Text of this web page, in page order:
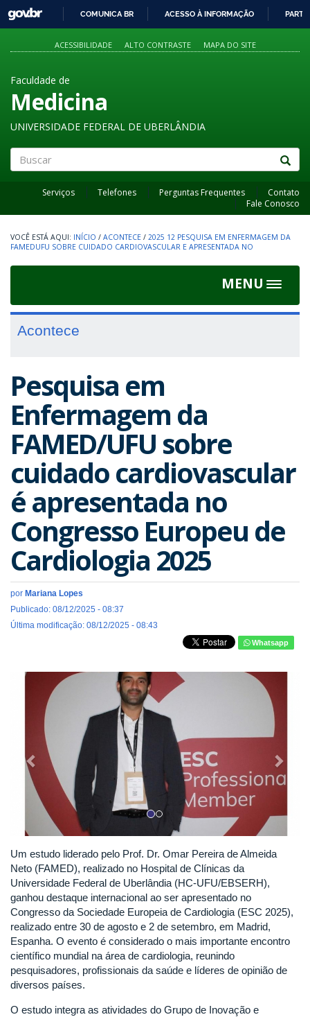
PARA
O
GOVBR
COMUNICA BR ACESSO À INFORMAÇÃO
ACESSIBILIDADE ALTO CONTRASTE MAPA DO SITE
Faculdade de
Medicina
UNIVERSIDADE FEDERAL DE UBERLÂNDIA
Serviços Telefones Perguntas Frequentes
Contato
Fale Conosco
INÍCIO / ACONTECE / 2025 12 PESQUISA EM ENFERMAGEM DA
FAMEDUFU SOBRE CUIDADO CARDIOVASCULAR E APRESENTADA NO
MENU
Toggle
Acontece
Pesquisa em
Enfermagem da
FAMED/UFU sobre
cuidado cardiovascular
é apresentada no
Congresso Europeu de
Cardiologia 2025
por Mariana Lopes
Publicado: 08/12/2025 - 08:37
Última modificação: 08/12/2025 - 08:43
Whatsapp
Previous
Um estudo liderado pelo Prof. Dr. Omar Pereira de Almeida
Neto (FAMED), realizado no Hospital de Clínicas da
Universidade Federal de Uberlândia (HC-UFU/EBSERH),
ganhou destaque internacional ao ser apresentado no
Congresso da Sociedade Europeia de Cardiologia (ESC 2025),
realizado entre 30 de agosto e 2 de setembro, em Madrid,
Espanha. O evento é considerado o mais importante encontro
científico mundial na área de cardiologia, reunindo
pesquisadores, profissionais da saúde e líderes de opinião de
diversos países.
O estudo integra as atividades do Grupo de Inovação e